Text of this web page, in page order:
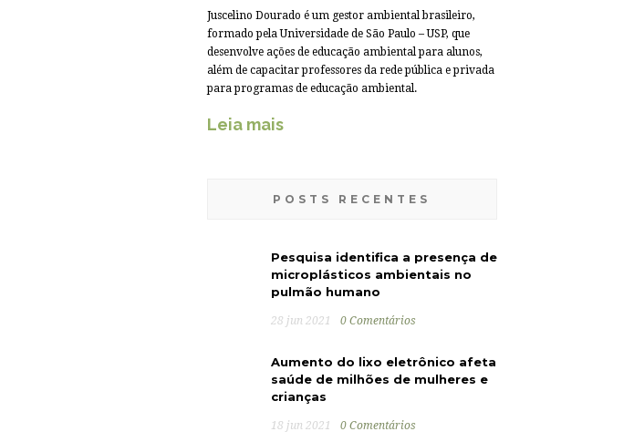
Juscelino Dourado é um gestor ambiental brasileiro,
formado pela Universidade de São Paulo – USP, que
desenvolve ações de educação ambiental para alunos,
além de capacitar professores da rede pública e privada
para programas de educação ambiental.
Leia mais
POSTS RECENTES
Pesquisa identifica a presença de
microplásticos ambientais no
pulmão humano
28 jun 2021 0 Comentários
Aumento do lixo eletrônico afeta
saúde de milhões de mulheres e
crianças
18 jun 2021 0 Comentários